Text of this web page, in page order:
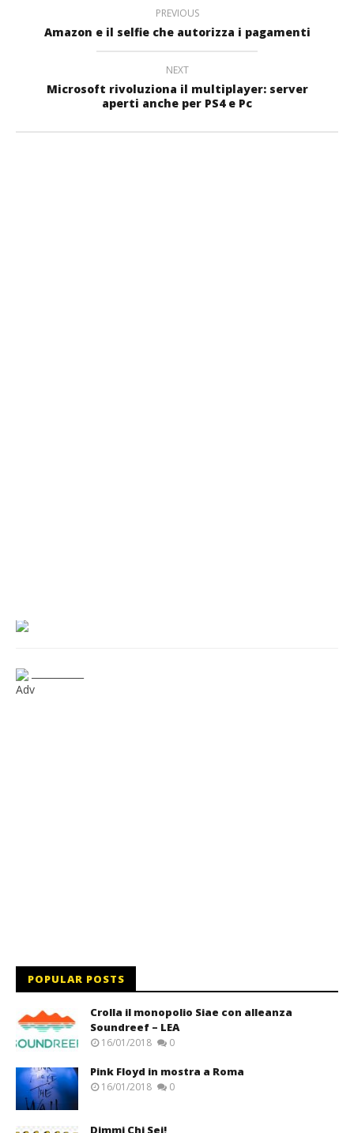
PREVIOUS
Amazon e il selfie che autorizza i pagamenti
NEXT
Microsoft rivoluziona il multiplayer: server
aperti anche per PS4 e Pc
Adv
POPULAR POSTS
Crolla il monopolio Siae con alleanza
Soundreef – LEA
16/01/2018 0
Pink Floyd in mostra a Roma
16/01/2018 0